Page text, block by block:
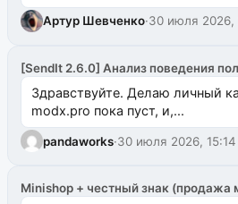
Артур Шевченко·30 июля 2026,
[SendIt 2.6.0] Анализ поведения
Здравствуйте. Делаю личный
modx.pro пока пуст, и,...
pandaworks·30 июля 2026, 15:14
Minishop + честный знак (продажа